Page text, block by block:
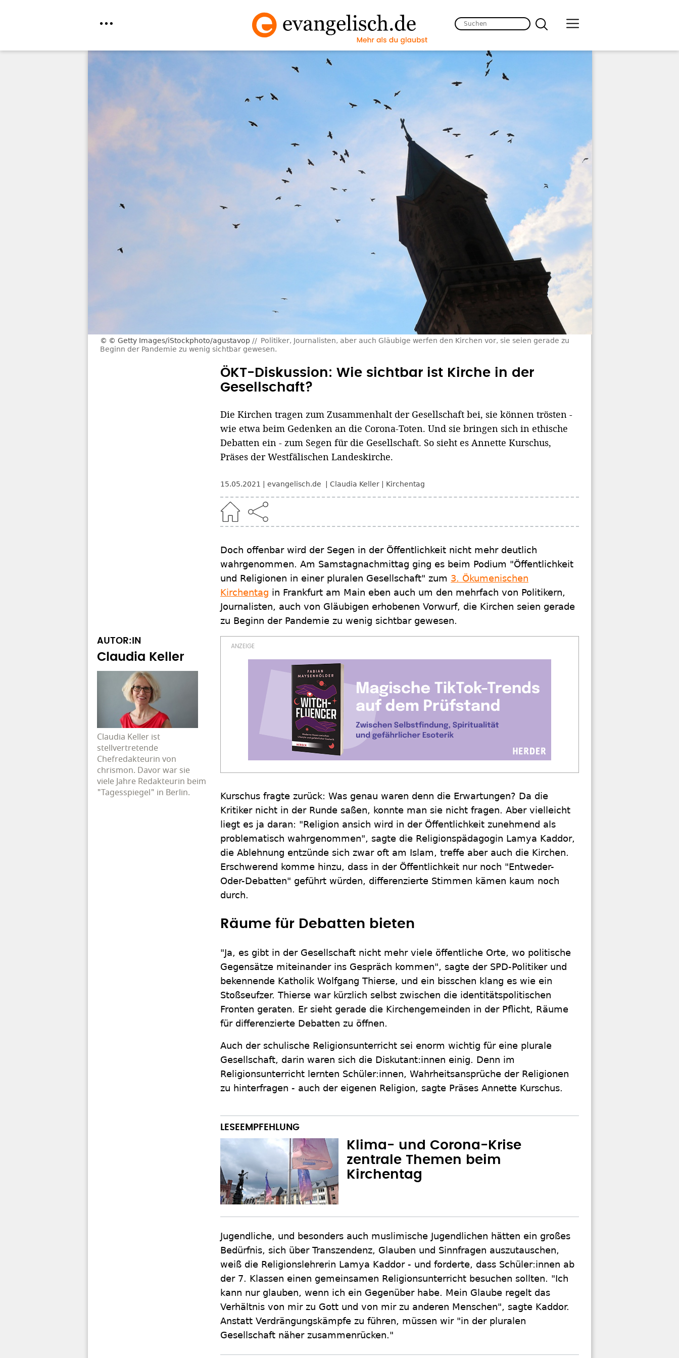
© Getty Images/iStockphoto/agustavop
Politiker, Journalisten, aber auch Gläubige werfen den Kirchen vor, sie seien gerade zu
Beginn der Pandemie zu wenig sichtbar gewesen.
ÖKT-Diskussion: Wie sichtbar ist Kirche in der
Gesellschaft?
Die Kirchen tragen zum Zusammenhalt der Gesellschaft bei, sie können trösten -
wie etwa beim Gedenken an die Corona-Toten. Und sie bringen sich in ethische
Debatten ein - zum Segen für die Gesellschaft. So sieht es Annette Kurschus,
Präses der Westfälischen Landeskirche.
15.05.2021 evangelisch.de Claudia Keller Kirchentag
Doch offenbar wird der Segen in der Öffentlichkeit nicht mehr deutlich
wahrgenommen. Am Samstagnachmittag ging es beim Podium "Öffentlichkeit
und Religionen in einer pluralen Gesellschaft" zum 3. Ökumenischen
Kirchentag in Frankfurt am Main eben auch um den mehrfach von Politikern,
Journalisten, auch von Gläubigen erhobenen Vorwurf, die Kirchen seien gerade
zu Beginn der Pandemie zu wenig sichtbar gewesen.
AUTOR:IN
Claudia Keller
Claudia Keller ist
stellvertretende
Chefredakteurin von
chrismon. Davor war sie
viele Jahre Redakteurin beim
"Tagesspiegel" in Berlin.
Kurschus fragte zurück: Was genau waren denn die Erwartungen? Da die
Kritiker nicht in der Runde saßen, konnte man sie nicht fragen. Aber vielleicht
liegt es ja daran: "Religion ansich wird in der Öffentlichkeit zunehmend als
problematisch wahrgenommen", sagte die Religionspädagogin Lamya Kaddor,
die Ablehnung entzünde sich zwar oft am Islam, treffe aber auch die Kirchen.
Erschwerend komme hinzu, dass in der Öffentlichkeit nur noch "Entweder-
Oder-Debatten" geführt würden, differenzierte Stimmen kämen kaum noch
durch.
Räume für Debatten bieten
"Ja, es gibt in der Gesellschaft nicht mehr viele öffentliche Orte, wo politische
Gegensätze miteinander ins Gespräch kommen", sagte der SPD-Politiker und
bekennende Katholik Wolfgang Thierse, und ein bisschen klang es wie ein
Stoßseufzer. Thierse war kürzlich selbst zwischen die identitätspolitischen
Fronten geraten. Er sieht gerade die Kirchengemeinden in der Pflicht, Räume
für differenzierte Debatten zu öffnen.
Auch der schulische Religionsunterricht sei enorm wichtig für eine plurale
Gesellschaft, darin waren sich die Diskutant:innen einig. Denn im
Religionsunterricht lernten Schüler:innen, Wahrheitsansprüche der Religionen
zu hinterfragen - auch der eigenen Religion, sagte Präses Annette Kurschus.
Klima- und Corona-Krise
zentrale Themen beim
Kirchentag
Jugendliche, und besonders auch muslimische Jugendlichen hätten ein großes
Bedürfnis, sich über Transzendenz, Glauben und Sinnfragen auszutauschen,
weiß die Religionslehrerin Lamya Kaddor - und forderte, dass Schüler:innen ab
der 7. Klassen einen gemeinsamen Religionsunterricht besuchen sollten. "Ich
kann nur glauben, wenn ich ein Gegenüber habe. Mein Glaube regelt das
Verhältnis von mir zu Gott und von mir zu anderen Menschen", sagte Kaddor.
Anstatt Verdrängungskämpfe zu führen, müssen wir "in der pluralen
Gesellschaft näher zusammenrücken."